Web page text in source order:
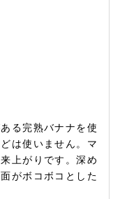
る完熟バナナを使
は使いません。マ
上がりです。深め
がボコボコとした